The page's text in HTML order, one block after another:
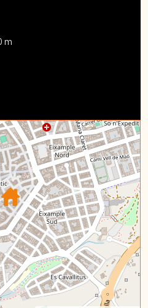
m